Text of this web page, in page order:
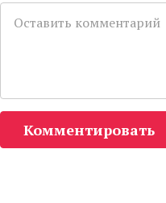
Комментировать